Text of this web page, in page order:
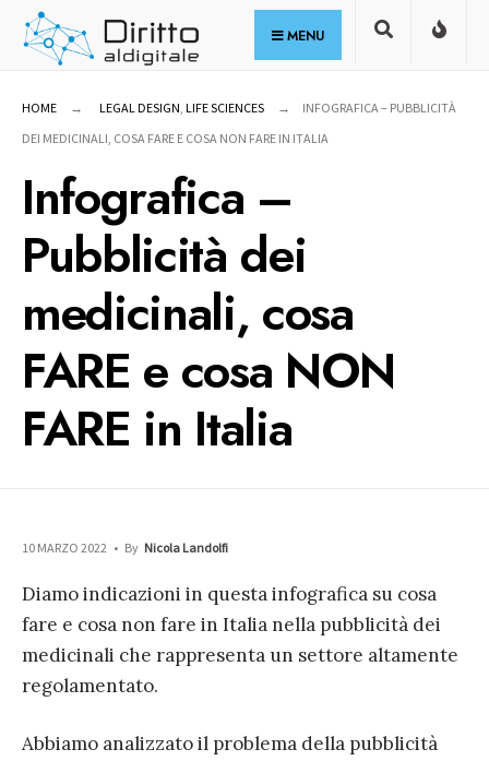
Skip
MENU
HOME LEGAL DESIGN LIFE SCIENCES
INFOGRAFICA – PUBBLICITÀ
DEI MEDICINALI, COSA FARE E COSA NON FARE IN ITALIA
Infografica –
Pubblicità dei
medicinali, cosa
FARE e cosa NON
FARE in Italia
10 MARZO 2022 • By Nicola Landolfi
Diamo indicazioni in questa infografica su cosa
fare e cosa non fare in Italia nella pubblicità dei
medicinali che rappresenta un settore altamente
regolamentato.
Abbiamo analizzato il problema della pubblicità